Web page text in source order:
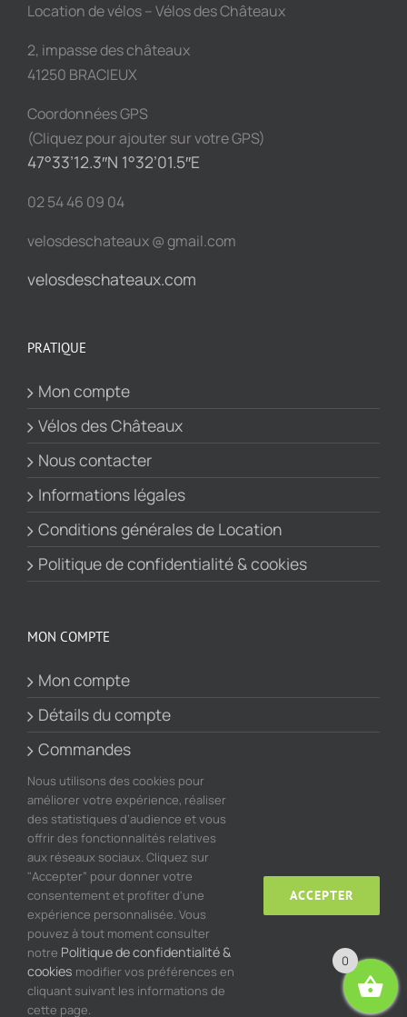
Location de vélos – Vélos des Châteaux
2, impasse des châteaux
41250 BRACIEUX
Coordonnées GPS
(Cliquez pour ajouter sur votre GPS)
47°33’12.3″N 1°32’01.5″E
02 54 46 09 04
velosdeschateaux @ gmail.com
velosdeschateaux.com
PRATIQUE
Mon compte
Vélos des Châteaux
Nous contacter
Informations légales
Conditions générales de Location
Politique de confidentialité & cookies
MON COMPTE
Mon compte
Détails du compte
Commandes
Panier
© Copyright 2020 - 2026 |Quadrigital - Agence digitale
créative
FacebookEmail
0
Nous utilisons des cookies pour
améliorer votre expérience, réaliser
des statistiques d’audience et vous
offrir des fonctionnalités relatives
aux réseaux sociaux. Cliquez sur
"Accepter” pour donner votre
consentement et profiter d'une
expérience personnalisée. Vous
pouvez à tout moment consulter
notre Politique de confidentialité &
cookies modifier vos préférences en
cliquant suivant les informations de
cette page.
ACCEPTER